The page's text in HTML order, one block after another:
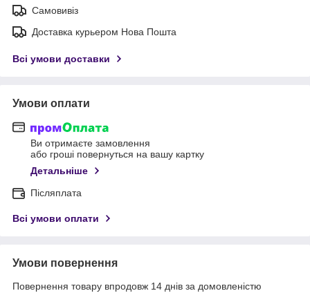
Самовивіз
Доставка курьером Нова Пошта
Всі умови доставки
Умови оплати
Ви отримаєте замовлення
або гроші повернуться на вашу картку
Детальніше
Післяплата
Всі умови оплати
Умови повернення
Повернення товару впродовж 14 днів за домовленістю